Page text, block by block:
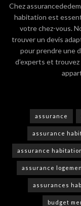
Chez
habitation est
votre chez-vous.
trouver un devis
pour prendre une
d’experts et
assurance
assurance
assurance
assurance
assurances
budget